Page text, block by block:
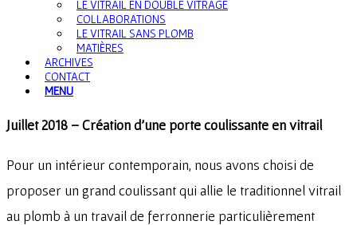
LE VITRAIL EN DOUBLE VITRAGE
COLLABORATIONS
LE VITRAIL SANS PLOMB
MATIÈRES
ARCHIVES
CONTACT
MENU
Juillet 2018 – Création d’une porte coulissante en vitrail
Pour un intérieur contemporain, nous avons choisi de
proposer un grand coulissant qui allie le traditionnel vitrail
au plomb à un travail de ferronnerie particulièrement